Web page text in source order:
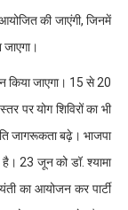
की जाएंगी, जिनमें
जाएगा। 15 से 20
पर योग शिविरों का भी
जागरूकता बढ़े। भाजपा
है। 23 जून को डॉ. श्यामा
का आयोजन कर पार्टी